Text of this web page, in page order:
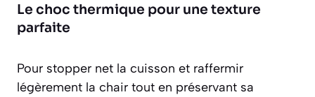
Le choc thermique pour une texture
parfaite
Pour stopper net la cuisson et raffermir
légèrement la chair tout en préservant sa